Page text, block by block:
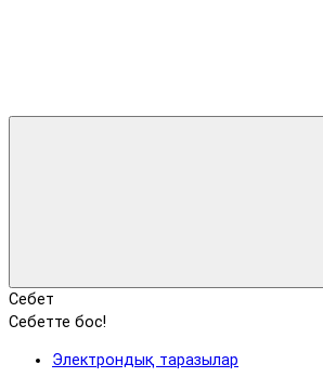
Себет
Себетте бос!
Электрондық таразылар